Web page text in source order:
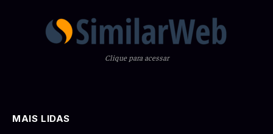
Clique para acessar
MAIS LIDAS